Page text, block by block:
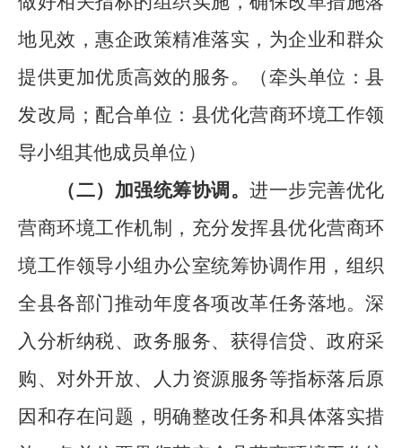
地见效， 惠企政策精准落实，为企业和群众
提供更加优质高效的服务。
（牵头单位：县
发改局；配合单位：县优化营商环境工作领
导小组其他成员单位 ）
（二）加强统筹协调。 进一步完善优化
营商环境工作机制 ， 充分发挥县优化营商环
境工作领导小组办公室统筹协调作用 ，组织
全县各部门推动年度各项改革任务落地。深
入分析纳税、政务服务、获得信贷、政府采
购、对外开放、人力资源服务等指标落后原
因和存在问题，明确整改任务和具体落实措